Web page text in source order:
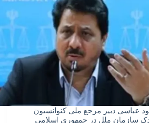
عباسی دبیر مرجع ملی کنوانسیون
سازمان ملل در جمهوری اسلامی